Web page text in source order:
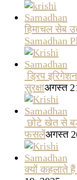
हिमाचल सेब
Samadhan
ड्रिप
सुरक्षाअगस्त
छोटे खेत से
फसलेंअगस्त
क्यों कहलाते